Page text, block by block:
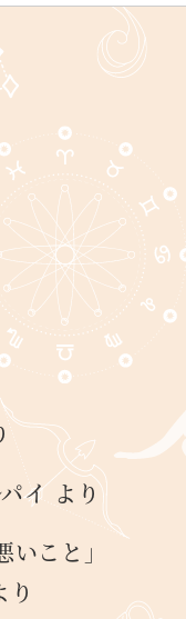
イ より
こと」
り